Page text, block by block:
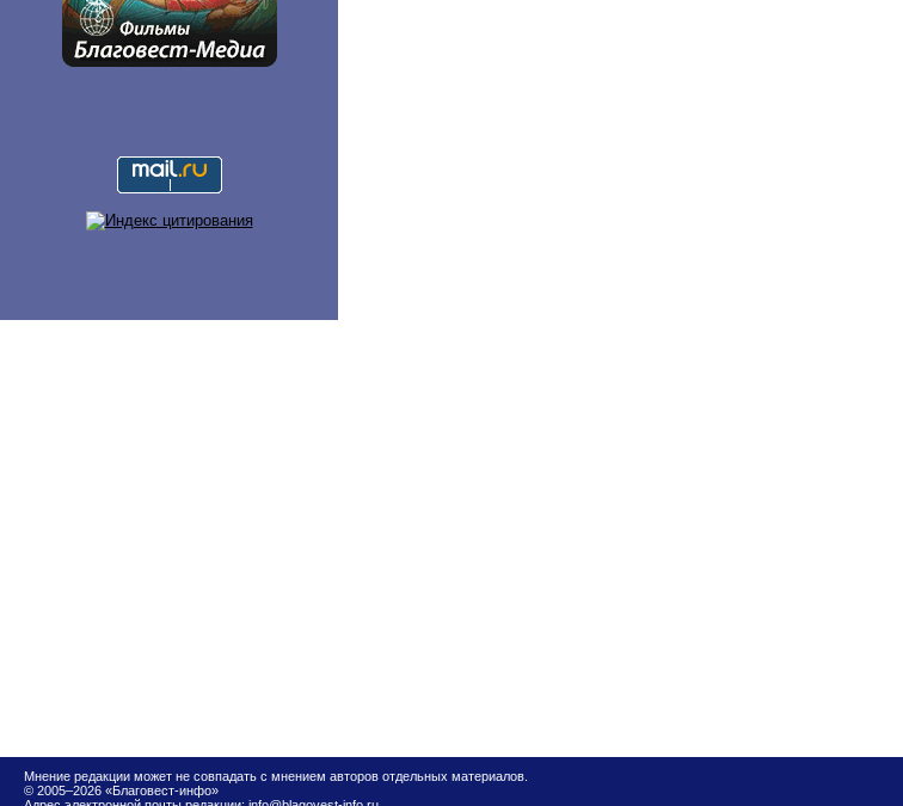
Мнение редакции может не совпадать с мнением авторов отдельных материалов.
© 2005–2026 «Благовест-инфо»